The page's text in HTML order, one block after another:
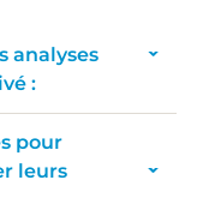
analyses
:
pour
leurs